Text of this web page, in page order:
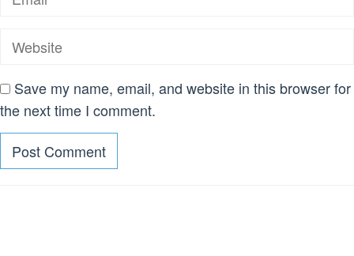
Save my name, email, and website in this browser for
the next time I comment.